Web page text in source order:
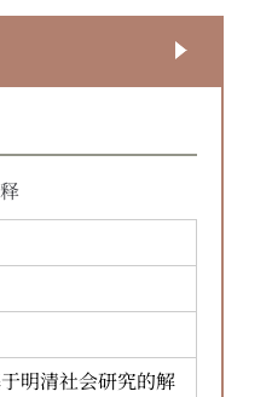
明清社会研究的解